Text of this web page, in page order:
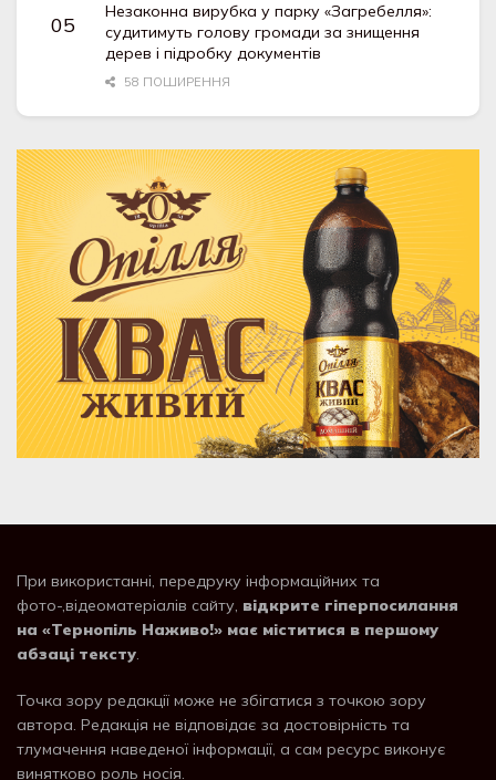
Незаконна вирубка у парку «Загребелля»:
судитимуть голову громади за знищення
дерев і підробку документів
58 ПОШИРЕННЯ
При використанні, передруку інформаційних та
фото-,відеоматеріалів сайту, відкрите гіперпосилання
на «Тернопіль Наживо!» має міститися в першому
абзаці тексту.
Точка зору редакції може не збігатися з точкою зору
автора. Редакція не відповідає за достовірність та
тлумачення наведеної інформації, а сам ресурс виконує
винятково роль носія.